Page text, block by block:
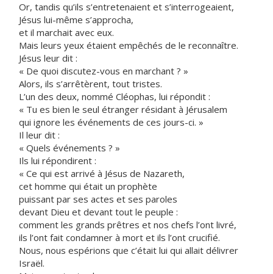
Or, tandis qu’ils s’entretenaient et s’interrogeaient,
Jésus lui-même s’approcha,
et il marchait avec eux.
Mais leurs yeux étaient empêchés de le reconnaître.
Jésus leur dit :
« De quoi discutez-vous en marchant ? »
Alors, ils s’arrêtèrent, tout tristes.
L’un des deux, nommé Cléophas, lui répondit :
« Tu es bien le seul étranger résidant à Jérusalem
qui ignore les événements de ces jours-ci. »
Il leur dit :
« Quels événements ? »
Ils lui répondirent :
« Ce qui est arrivé à Jésus de Nazareth,
cet homme qui était un prophète
puissant par ses actes et ses paroles
devant Dieu et devant tout le peuple :
comment les grands prêtres et nos chefs l’ont livré,
ils l’ont fait condamner à mort et ils l’ont crucifié.
Nous, nous espérions que c’était lui qui allait délivrer
Israël.